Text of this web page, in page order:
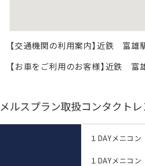
【交通機関の利用案内】近鉄 富
【お車をご利用のお客様】近鉄
メルスプラン取扱コンタクト
１DAYメニコ
１DAYメニコン